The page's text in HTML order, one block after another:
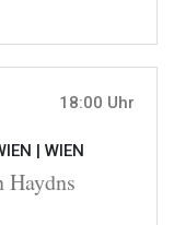
18:00 Uhr
| WIEN